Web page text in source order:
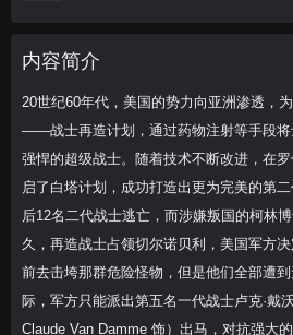
前去击垮那群危
云顿 Jean-
马，对抗
内容简介
20世纪60年代，美国的势力向亚洲渗透，
——战士再造计划，通过药物注射等手段将
强悍的超级战士。随着技术不断改进，在
启了白塔计划，成功打造出更为完美的第
后12名二代战士逃亡，而涉嫌叛国的柯林
久，再造战士占领切尔诺贝利，美国军方
前去击垮那群危险怪物，但是他们全部
际，军方只能派出第五名一代战士卢克·戴
Claude Van Damme 饰）出马，对抗强大